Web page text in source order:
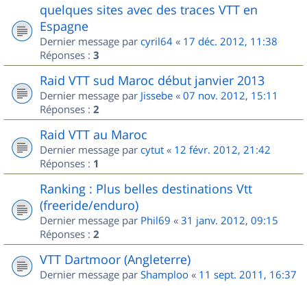
quelques sites avec des traces VTT en
Espagne
Dernier message par cyril64 « 17 déc. 2012, 11:38
Réponses : 3
Raid VTT sud Maroc début janvier 2013
Dernier message par Jissebe « 07 nov. 2012, 15:11
Réponses : 2
Raid VTT au Maroc
Dernier message par cytut « 12 févr. 2012, 21:42
Réponses : 1
Ranking : Plus belles destinations Vtt
(freeride/enduro)
Dernier message par Phil69 « 31 janv. 2012, 09:15
Réponses : 2
VTT Dartmoor (Angleterre)
Dernier message par Shamploo « 11 sept. 2011, 16:37